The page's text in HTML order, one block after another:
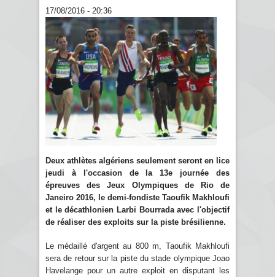
17/08/2016 - 20:36
Deux athlètes algériens seulement seront en lice
jeudi à l'occasion de la 13e journée des
épreuves des Jeux Olympiques de Rio de
Janeiro 2016, le demi-fondiste Taoufik Makhloufi
et le décathlonien Larbi Bourrada avec l'objectif
de réaliser des exploits sur la piste brésilienne.
Le médaillé d'argent au 800 m, Taoufik Makhloufi
sera de retour sur la piste du stade olympique Joao
Havelange pour un autre exploit en disputant les